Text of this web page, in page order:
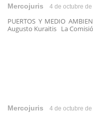
Mercojuris 4 de octubre de
PUERTOS Y MEDIO
Augusto Kuraitis La
Mercojuris 4 de octubre de